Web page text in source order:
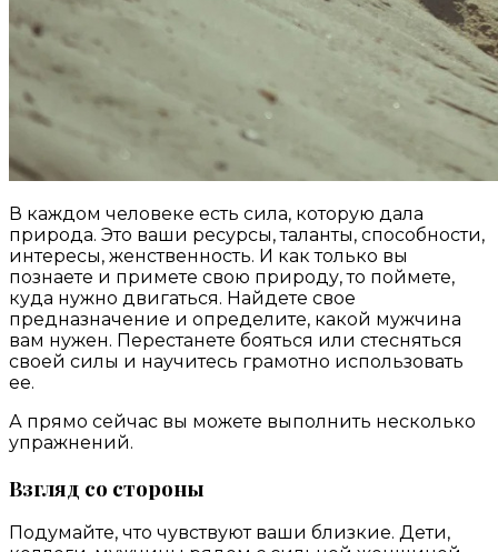
В каждом человеке есть сила, которую дала
природа. Это ваши ресурсы, таланты, способности,
интересы, женственность. И как только вы
познаете и примете свою природу, то поймете,
куда нужно двигаться. Найдете свое
предназначение и определите, какой мужчина
вам нужен. Перестанете бояться или стесняться
своей силы и научитесь грамотно использовать
ее.
А прямо сейчас вы можете выполнить несколько
упражнений.
Взгляд со стороны
Подумайте, что чувствуют ваши близкие. Дети,